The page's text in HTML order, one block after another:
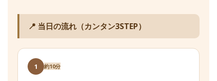
📍 当日の流れ（カンタン3STEP）
1 約10分